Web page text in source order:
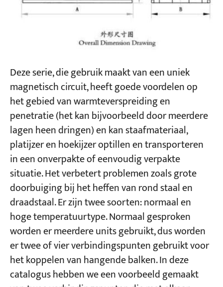
Deze serie, die gebruik maakt van een uniek
magnetisch circuit, heeft goede voordelen op
het gebied van warmteverspreiding en
penetratie (het kan bijvoorbeeld door meerdere
lagen heen dringen) en kan staafmateriaal,
platijzer en hoekijzer optillen en transporteren
in een onverpakte of eenvoudig verpakte
situatie. Het verbetert problemen zoals grote
doorbuiging bij het heffen van rond staal en
draadstaal. Er zijn twee soorten: normaal en
hoge temperatuurtype. Normaal gesproken
worden er meerdere units gebruikt, dus worden
er twee of vier verbindingspunten gebruikt voor
het koppelen van hangende balken. In deze
catalogus hebben we een voorbeeld gemaakt